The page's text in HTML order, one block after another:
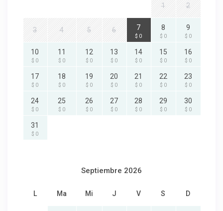
1 2
3 4 5 6 7
$ 0
8
$ 0
9
$ 0
10
$ 0
11
$ 0
12
$ 0
13
$ 0
14
$ 0
15
$ 0
16
$ 0
17
$ 0
18
$ 0
19
$ 0
20
$ 0
21
$ 0
22
$ 0
23
$ 0
24
$ 0
25
$ 0
26
$ 0
27
$ 0
28
$ 0
29
$ 0
30
$ 0
31
$ 0
Septiembre 2026
L Ma Mi J V S D